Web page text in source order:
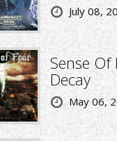
July 08,
Sense Of
Decay
May 06,